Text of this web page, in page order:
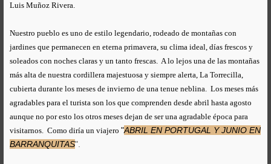
Luis Muñoz Rivera.
Nuestro pueblo es uno de estilo legendario, rodeado de montañas con
jardines que permanecen en eterna primavera, su clima ideal, días frescos y
soleados con noches claras y un tanto frescas. A lo lejos una de las montañas
más alta de nuestra cordillera majestuosa y siempre alerta, La Torrecilla,
cubierta durante los meses de invierno de una tenue neblina. Los meses más
agradables para el turista son los que comprenden desde abril hasta agosto
aunque no por esto los otros meses dejan de ser una agradable época para
visitarnos. Como diría un viajero "ABRIL EN PORTUGAL Y JUNIO EN
BARRANQUITAS".